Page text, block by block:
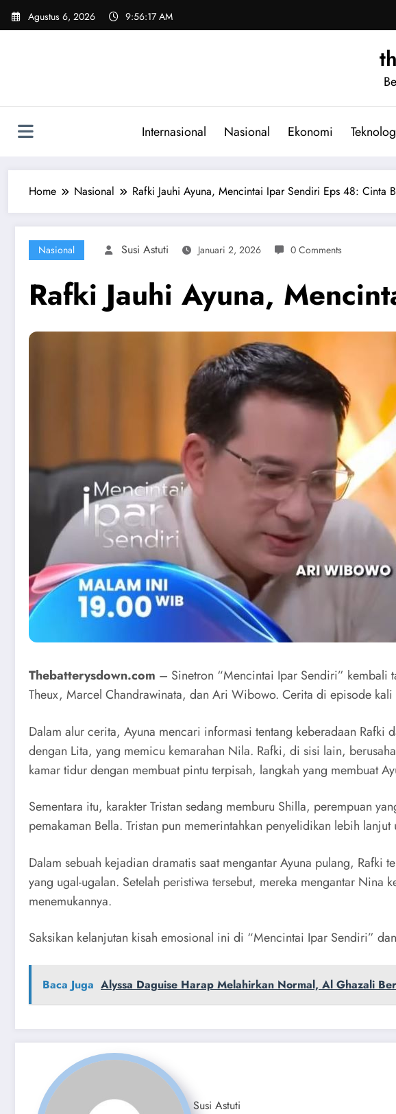
Skip
Agustus 6, 2026 9:56:18 AM
Internasional Nasional Ekonomi
Home Nasional Rafki Jauhi Ayuna, Mencintai Ipar Sendiri Eps 48: Cinta
Nasional Susi Astuti Januari 2, 2026 0 Comments
Rafki Jauhi Ayuna,
Thebatterysdown.com – Sinetron “Mencintai Ipar Sendiri” kembali
Theux, Marcel Chandrawinata, dan Ari Wibowo. Cerita di episode
Dalam alur cerita, Ayuna mencari informasi tentang keberadaan
dengan Lita, yang memicu kemarahan Nila. Rafki, di sisi lain,
kamar tidur dengan membuat pintu terpisah, langkah yang membuat
Sementara itu, karakter Tristan sedang memburu Shilla, perempuan
pemakaman Bella. Tristan pun memerintahkan penyelidikan lebih
Dalam sebuah kejadian dramatis saat mengantar Ayuna pulang,
yang ugal-ugalan. Setelah peristiwa tersebut, mereka mengantar
menemukannya.
Saksikan kelanjutan kisah emosional ini di “Mencintai Ipar Sendiri”
Baca Juga Alyssa Daguise Harap Melahirkan Normal, Al Ghazali
Susi Astuti